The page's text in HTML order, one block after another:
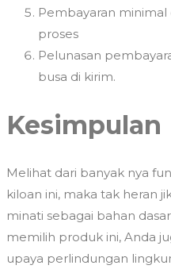
Pembayaran
proses
Pelunasan
busa di kirim.
Kesimpulan
Melihat dari banyak nya
kiloan ini, maka tak heran
minati sebagai bahan
memilih produk ini, Anda
upaya perlindungan